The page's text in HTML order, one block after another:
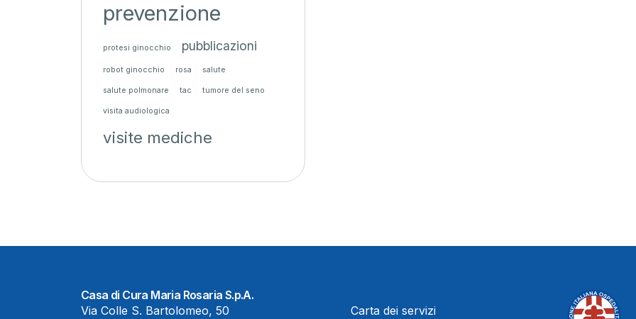
prevenzione
protesi ginocchio pubblicazioni
robot ginocchio rosa salute
salute polmonare tac tumore del seno
visita audiologica
visite mediche
Casa di Cura Maria Rosaria S.p.A.
Via Colle S. Bartolomeo, 50
Carta dei servizi